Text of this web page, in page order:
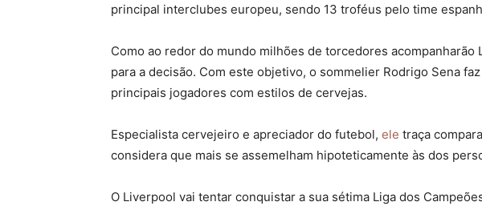
principal interclubes europeu, sendo 13 troféus pelo time
Como ao redor do mundo milhões de torcedores
para a decisão. Com este objetivo, o sommelier Rodrigo Sena
principais jogadores com estilos de cervejas.
Especialista cervejeiro e apreciador do futebol, ele traça
considera que mais se assemelham hipoteticamente às dos
O Liverpool vai tentar conquistar a sua sétima Liga dos